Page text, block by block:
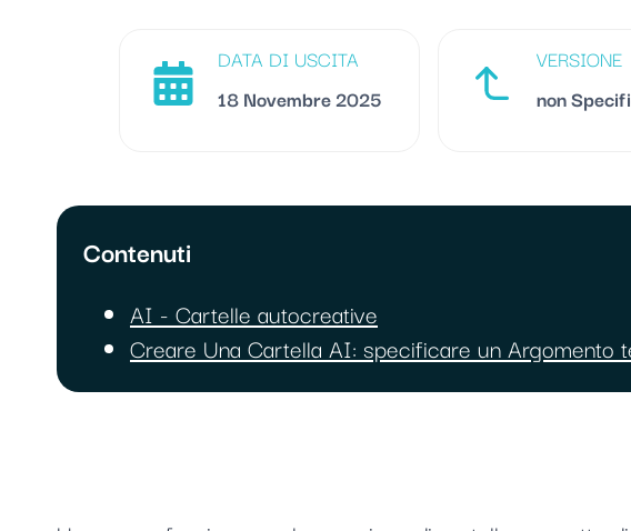
DATA DI USCITA
18 Novembre 2025
VERSIONE
non
Contenuti
AI - Cartelle autocreative
Creare Una Cartella AI: specificare un Argomento